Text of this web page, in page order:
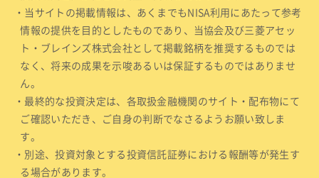
・当サイトの掲載情報は、あくまでもNISA利用にあたって参考
情報の提供を目的としたものであり、当協会及び三菱アセッ
ト・ブレインズ株式会社として掲載銘柄を推奨するものでは
なく、将来の成果を示唆あるいは保証するものではありませ
ん。
・最終的な投資決定は、各取扱金融機関のサイト・配布物にて
ご確認いただき、ご自身の判断でなさるようお願い致しま
す。
・別途、投資対象とする投資信託証券における報酬等が発生す
る場合があります。